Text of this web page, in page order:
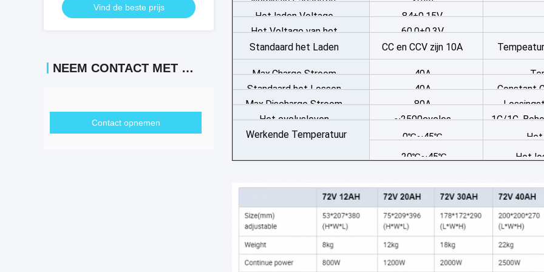
commerciële toepassingen
Vind de beste prijs
NEEM CONTACT MET ONS OP
Contact opnemen
Het laden Voltage
84±0.15V
Het Voltage van het
lossingsbeëindigen
60.0±0.3V
Standaard het Laden
Methode
CC en CCV zijn 10A
2.5h of
Max.Charge Stroom 40A
Standaard het Lossen
40A
Constant
Max.Discharge Stroom
80A
Het cyclusleven ~2500cycles
1C/1C,
Werkende Temperatuur 0℃~45℃
Het
-20℃~45℃
Het